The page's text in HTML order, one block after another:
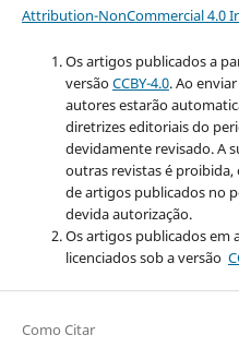
Attribution-NonCommercial 4.0
Os artigos publicados a
versãoCCBY-4.0. Ao
autores estarão
diretrizes editoriais do
devidamente revisado. A
outras revistas é
de artigos publicados no
devida autorização.
Os artigos publicados em
licenciados sob a versão
Como Citar